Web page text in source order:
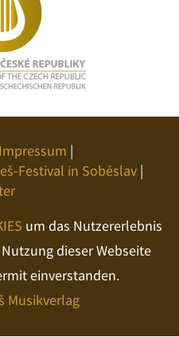
Impressum |
Festival in Soběslav |
um das Nutzererlebnis
dieser Webseite
einverstanden.
Musikverlag